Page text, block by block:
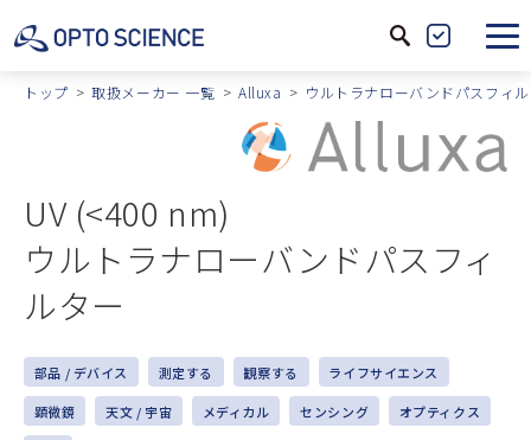
サ
イ
製
品
トップ 取扱メーカー 一覧 Alluxa ウルトラナローバンドパスフィ
UV (<400 nm)
ウルトラナローバンドパスフィ
ルター
部品 / デバイス 測定する 観察する ライフサイエンス
顕微鏡 天文 / 宇宙 メディカル センシング オプティクス